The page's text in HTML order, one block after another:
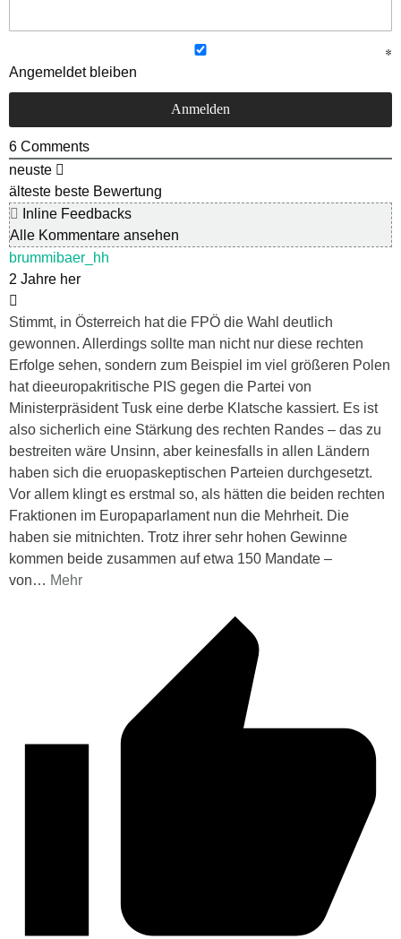
Angemeldet bleiben
6 Comments
neuste
älteste beste Bewertung
Inline Feedbacks
Alle Kommentare ansehen
brummibaer_hh
2 Jahre her
Stimmt, in Österreich hat die FPÖ die Wahl deutlich
gewonnen. Allerdings sollte man nicht nur diese rechten
Erfolge sehen, sondern zum Beispiel im viel größeren Polen
hat dieeuropakritische PIS gegen die Partei von
Ministerpräsident Tusk eine derbe Klatsche kassiert. Es ist
also sicherlich eine Stärkung des rechten Randes – das zu
bestreiten wäre Unsinn, aber keinesfalls in allen Ländern
haben sich die eruopaskeptischen Parteien durchgesetzt.
Vor allem klingt es erstmal so, als hätten die beiden rechten
Fraktionen im Europaparlament nun die Mehrheit. Die
haben sie mitnichten. Trotz ihrer sehr hohen Gewinne
kommen beide zusammen auf etwa 150 Mandate –
von… Mehr